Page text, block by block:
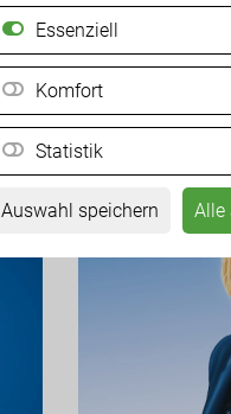
Essenziell
Komfort
Statistik
Auswahl speichern Alle